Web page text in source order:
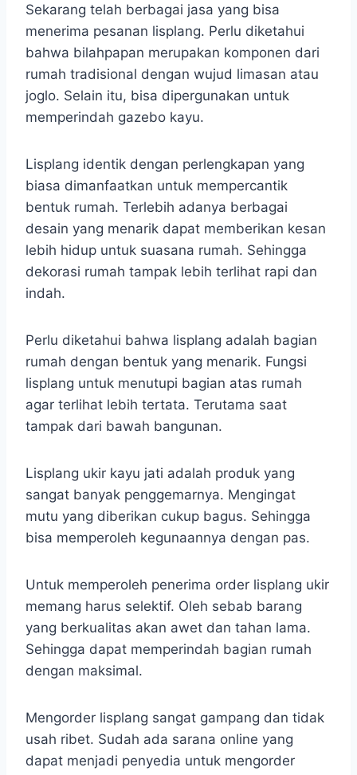
Sekarang telah berbagai jasa yang bisa
menerima pesanan lisplang. Perlu diketahui
bahwa bilahpapan merupakan komponen dari
rumah tradisional dengan wujud limasan atau
joglo. Selain itu, bisa dipergunakan untuk
memperindah gazebo kayu.
Lisplang identik dengan perlengkapan yang
biasa dimanfaatkan untuk mempercantik
bentuk rumah. Terlebih adanya berbagai
desain yang menarik dapat memberikan kesan
lebih hidup untuk suasana rumah. Sehingga
dekorasi rumah tampak lebih terlihat rapi dan
indah.
Perlu diketahui bahwa lisplang adalah bagian
rumah dengan bentuk yang menarik. Fungsi
lisplang untuk menutupi bagian atas rumah
agar terlihat lebih tertata. Terutama saat
tampak dari bawah bangunan.
Lisplang ukir kayu jati adalah produk yang
sangat banyak penggemarnya. Mengingat
mutu yang diberikan cukup bagus. Sehingga
bisa memperoleh kegunaannya dengan pas.
Untuk memperoleh penerima order lisplang ukir
memang harus selektif. Oleh sebab barang
yang berkualitas akan awet dan tahan lama.
Sehingga dapat memperindah bagian rumah
dengan maksimal.
Mengorder lisplang sangat gampang dan tidak
usah ribet. Sudah ada sarana online yang
dapat menjadi penyedia untuk mengorder